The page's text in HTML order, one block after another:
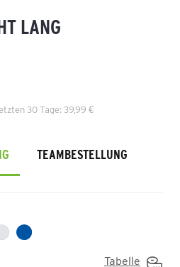
LANG
30 Tage: 39,99 €
TEAMBESTELLUNG
Tabelle